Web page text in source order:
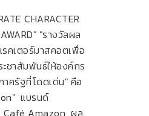
CHARACTER
"รางวัลผล
คเตอร์มาสคอตเพื่อ
ชาสัมพันธ์ให้องค์กร
ครัฐที่โดดเด่น" คือ
แบรนด์
Café Amazon ผล